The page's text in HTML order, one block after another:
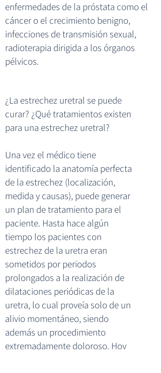
enfermedades de la próstata como el
cáncer o el crecimiento benigno,
infecciones de transmisión sexual,
radioterapia dirigida a los órganos
pélvicos.
¿La estrechez uretral se puede
curar? ¿Qué tratamientos existen
para una estrechez uretral?
Una vez el médico tiene
identificado la anatomía perfecta
de la estrechez (localización,
medida y causas), puede generar
un plan de tratamiento para el
paciente. Hasta hace algún
tiempo los pacientes con
estrechez de la uretra eran
sometidos por periodos
prolongados a la realización de
dilataciones periódicas de la
uretra, lo cual proveía solo de un
alivio momentáneo, siendo
además un procedimiento
extremadamente doloroso. Hoy